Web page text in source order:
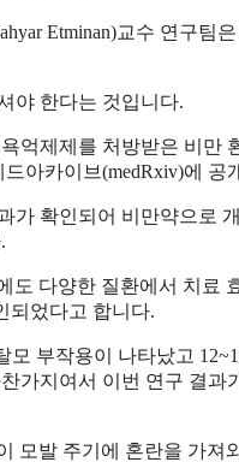
Etminan)교수 연구팀
야 한다는 것입니다.
억제제를 처방받은 비만
아카이브(medRxiv)에 공
가 확인되어 비만약으로
도 다양한 질환에서 치료
되었다고 합니다.
부작용이 나타났고
가지여서 이번 연구 결과
모발 주기에 혼란을 가